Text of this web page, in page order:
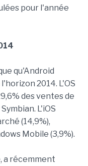
pour l'année
qu'Android
2014. L'OS
des ventes de
L'iOS
(14,9%),
Mobile (3,9%).
a récemment